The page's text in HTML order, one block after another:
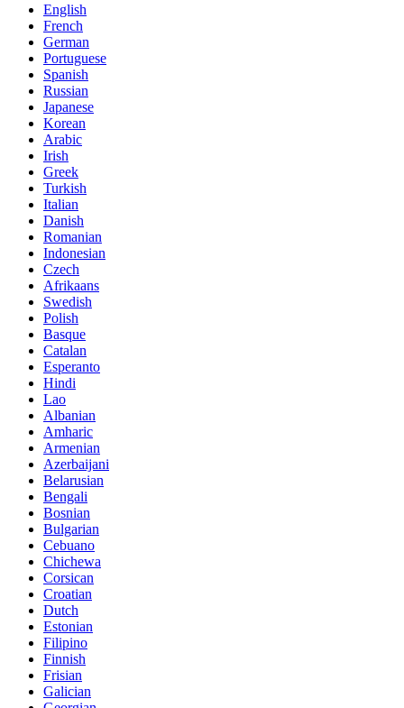
English
French
German
Portuguese
Spanish
Russian
Japanese
Korean
Arabic
Irish
Greek
Turkish
Italian
Danish
Romanian
Indonesian
Czech
Afrikaans
Swedish
Polish
Basque
Catalan
Esperanto
Hindi
Lao
Albanian
Amharic
Armenian
Azerbaijani
Belarusian
Bengali
Bosnian
Bulgarian
Cebuano
Chichewa
Corsican
Croatian
Dutch
Estonian
Filipino
Finnish
Frisian
Galician